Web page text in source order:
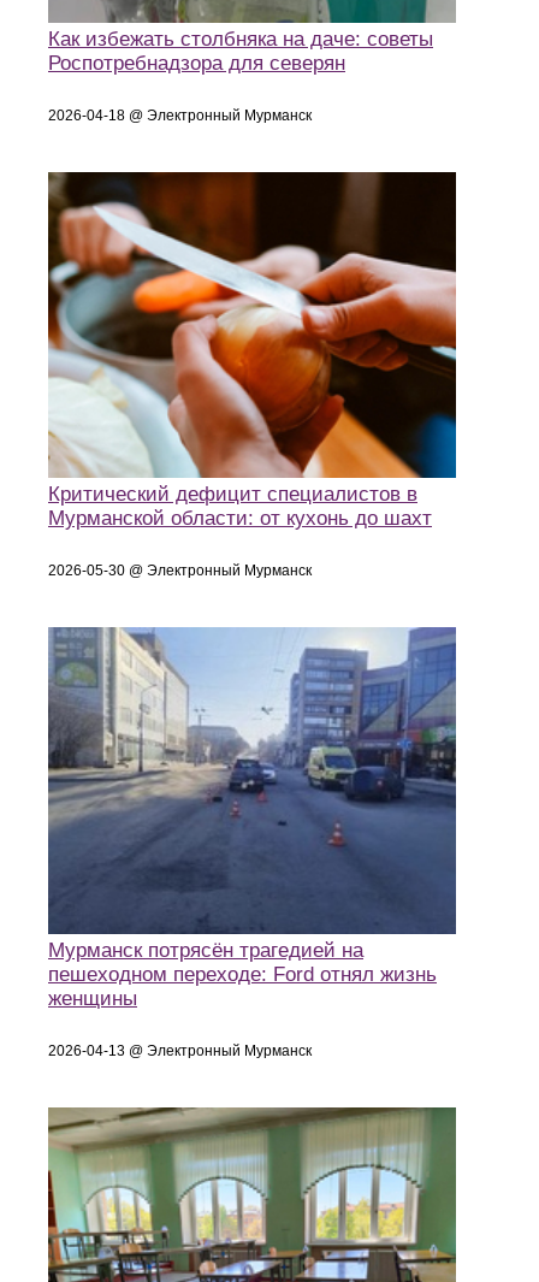
Как избежать столбняка на даче: советы
Роспотребнадзора для северян
2026-04-18 @ Электронный Мурманск
Критический дефицит специалистов в
Мурманской области: от кухонь до шахт
2026-05-30 @ Электронный Мурманск
Мурманск потрясён трагедией на
пешеходном переходе: Ford отнял жизнь
женщины
2026-04-13 @ Электронный Мурманск